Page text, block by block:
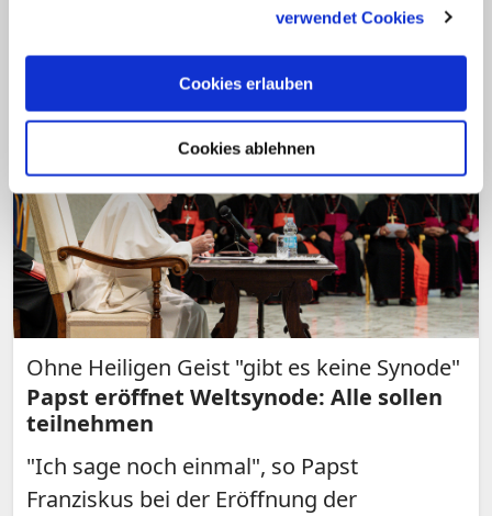
verwendet Cookies
Cookies erlauben
Cookies ablehnen
3.000 bis 3.500 weitere Personen daran
Ohne Heiligen Geist "gibt es keine Synode"
Papst eröffnet Weltsynode: Alle sollen
teilnehmen
"Ich sage noch einmal", so Papst
Franziskus bei der Eröffnung der